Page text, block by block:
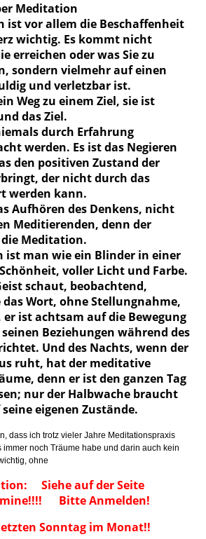
Meditation
ist vor allem die Beschaffenheit
wichtig. Es kommt nicht
erreichen oder was Sie zu
sondern vielmehr auf einen
und verletzbar ist.
Weg zu einem Ziel, sie ist
das Ziel.
durch Erfahrung
werden. Es ist das Negieren
den positiven Zustand der
der nicht durch das
werden kann.
Aufhören des Denkens, nicht
Meditierenden, denn der
Meditation.
ist man wie ein Blinder in einer
voller Licht und Farbe.
schaut, beobachtend,
Wort, ohne Stellungnahme,
er ist achtsam auf die Bewegung
Beziehungen während des
Und des Nachts, wenn der
ruht, hat der meditative
denn er ist den ganzen Tag
nur der Halbwache braucht
eigenen Zustände.
dass ich trotz vieler Jahre Meditationspraxis
noch Träume habe und darin auch kein
ohne
Siehe auf der Seite
Bitte Anmelden!
Sonntag im Monat!!